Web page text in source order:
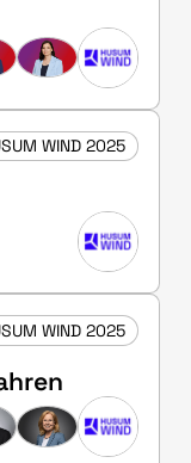
WIND 2025
WIND 2025